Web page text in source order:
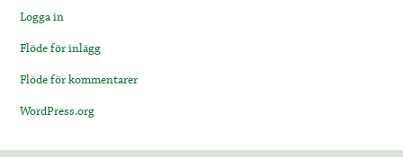
Logga in
Flöde för inlägg
Flöde för kommentarer
WordPress.org